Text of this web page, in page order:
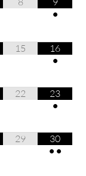
•
15 16
•
22 23
•
29 30
• •